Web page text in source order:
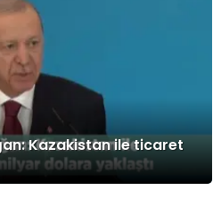
Sahiplerini Buldu: İşte
Devi Apple, Yeni iPhone
Tanıttı
Kazakistan ile ticaret